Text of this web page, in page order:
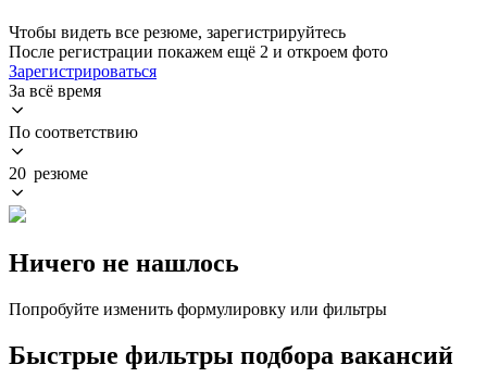
Чтобы видеть все резюме, зарегистрируйтесь
После регистрации покажем ещё 2 и откроем фото
Зарегистрироваться
За всё время
По соответствию
20 резюме
Ничего не нашлось
Попробуйте изменить формулировку или фильтры
Быстрые фильтры подбора вакансий